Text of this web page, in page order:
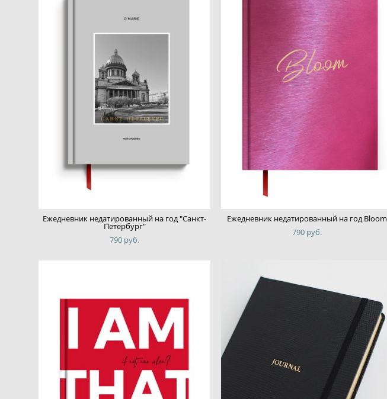
Ежедневник недатированный на год "Санкт-
Петербург"
790 pуб.
Ежедневник недатированный на год Bloom
790 pуб.